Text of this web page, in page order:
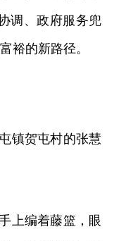
调、政府服务兜
裕的新路径。
镇贺屯村的张慧
上编着藤篮，眼